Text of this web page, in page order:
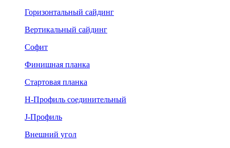
Горизонтальный сайдинг
Вертикальный сайдинг
Софит
Финишная планка
Стартовая планка
Н-Профиль соединительный
J-Профиль
Внешний угол